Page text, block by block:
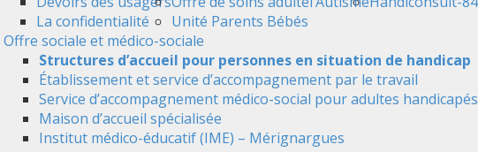
La confidentialité
Offre sociale et médico-sociale
Structures d’accueil pour personnes en situation de handicap
Établissement et service d’accompagnement par le travail
Service d’accompagnement médico-social pour adultes handicapés
Maison d’accueil spécialisée
Institut médico-éducatif (IME) – Mérignargues
Unité Parents Bébés